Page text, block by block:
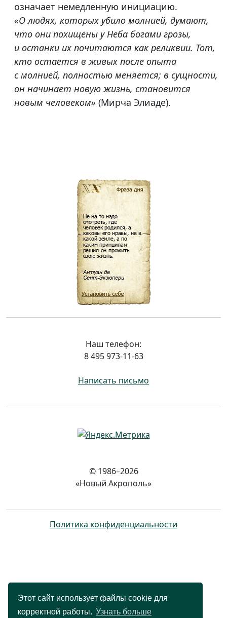
Этот сайт использует файлы cookie для
корректной работы. Узнать больше
означает немедленную инициацию.
«О людях, которых убило молнией, думают,
что они похищены у Неба богами грозы,
и останки их почитаются как реликвии. Тот,
кто остается в живых после опыта
с молнией, полностью меняется; в сущности,
он начинает новую жизнь, становится
новым человеком» (Мирча Элиаде).
Наш телефон:
8 495 973-11-63
Написать письмо
© 1986–2026
«Новый Акрополь»
Политика конфиденциальности